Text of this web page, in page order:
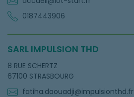
0187443906
SARL IMPULSION THD
8 RUE SCHERTZ
67100 STRASBOURG
fatiha.daouadji@impulsionthd.fr